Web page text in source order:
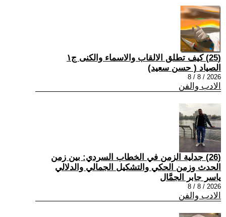
(25) كيف تطلق الالقاب والاسماء والكنى ج١
الصياد ‏( حسن سعيد‏)
2026 / 8 / 8
الادب والفن
(26) جدلية الزمن في الخطاب السردي: بين زمن
الحدث وزمن الحكي والتشكيل الجمالي والدلالي
ياسر جابر الجمَّال
2026 / 8 / 8
الادب والفن